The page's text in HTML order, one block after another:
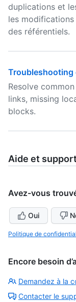
duplications et
les
des référentiels.
Troubleshooting
Resolve
links, missing
blocks.
Aide et support
Avez-vous
Oui
Politique de
Encore besoin
Demandez à la
Contacter le